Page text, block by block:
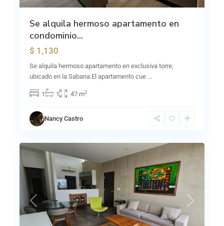
Se alquila hermoso apartamento en
condominio...
$ 1,130
Se alquila hermoso apartamento en exclusiva torre,
ubicado en la Sabana.El apartamento cue ...
1 1 47 m2
Nancy Castro
Previous Next